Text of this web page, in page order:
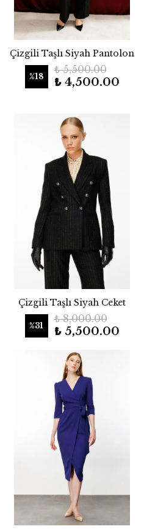
Çizgili Taşlı Siyah Pantolon
%18
₺ 5,500.00
₺ 4,500.00
Çizgili Taşlı Siyah Ceket
%31
₺ 8,000.00
₺ 5,500.00